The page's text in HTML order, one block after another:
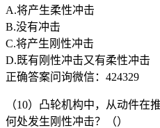
A.将产生柔性冲击
B.没有冲击
C.将产生刚性冲击
D.既有刚性冲击又有柔性冲击
正确答案问询微信：424329
（10）凸轮机构中，从动件在
何处发生刚性冲击？（）